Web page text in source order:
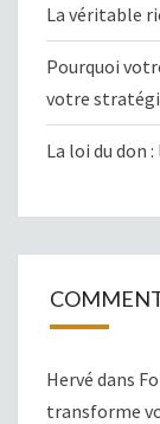
La véritable
Pourquoi
votre
La loi du don
Hervé dans
transforme